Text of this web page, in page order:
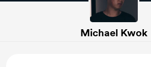
Michael Kwok